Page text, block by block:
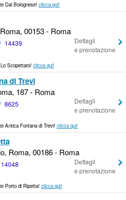
Dal Bolognese! clicca qui!
00153 - Roma
14439
Dettagli
e prenotazione
Scopettaro! clicca qui!
di Trevi
187 - Roma
8625
Dettagli
e prenotazione
Antica Fontana di Trevi! clicca qui!
Roma, 00186 - Roma
14048
Dettagli
e prenotazione
Porto di Ripetta! clicca qui!